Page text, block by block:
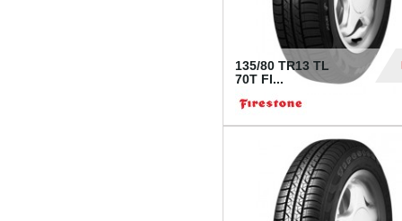
135/80 TR13 TL
70T FI...